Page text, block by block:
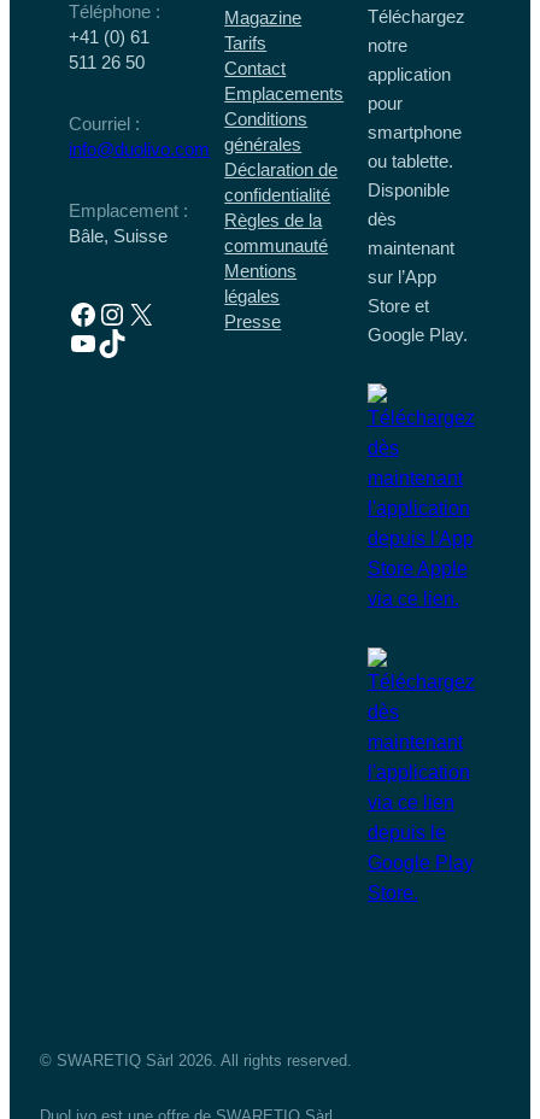
Téléphone :
+41 (0) 61
511 26 50
Courriel :
info@duolivo.com
Emplacement :
Bâle, Suisse
Facebook
Instagram
X
YouTube
TikTok
Magazine
Tarifs
Contact
Emplacements
Conditions
générales
Déclaration de
confidentialité
Règles de la
communauté
Mentions
légales
Presse
Téléchargez
notre
application
pour
smartphone
ou tablette.
Disponible
dès
maintenant
sur l’App
Store et
Google Play.
© SWARETIQ Sàrl 2026. All rights reserved.